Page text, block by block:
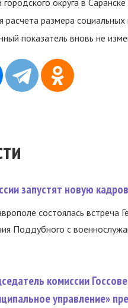
округа в
размера
показатель вновь не
запустят новую
состоялась встреча
Поддубного с
комиссии
управление»